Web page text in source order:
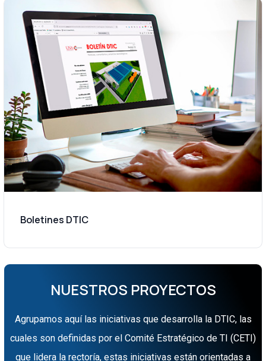
Boletines DTIC
NUESTROS PROYECTOS
Agrupamos aquí las iniciativas que desarrolla la DTIC, las
cuales son definidas por el Comité Estratégico de TI (CETI)
que lidera la rectoría, estas iniciativas están orientadas a